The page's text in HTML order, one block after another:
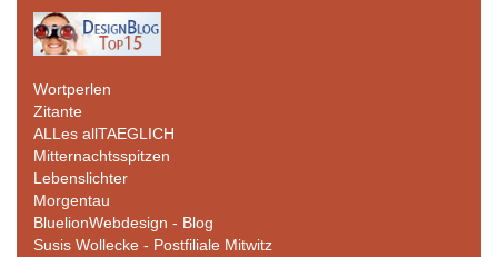
Wortperlen
Zitante
ALLes allTAEGLICH
Mitternachtsspitzen
Lebenslichter
Morgentau
BluelionWebdesign - Blog
Susis Wollecke - Postfiliale Mitwitz